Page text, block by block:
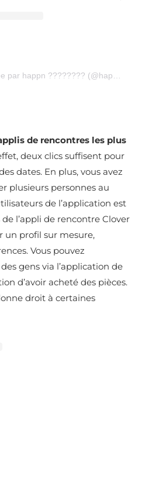
de rencontres les plus
deux clics suffisent pour
dates. En plus, vous avez
plusieurs personnes au
de l’application est
l’appli de rencontre Clover
un profil sur mesure,
Vous pouvez
gens via l’application de
d’avoir acheté des pièces.
droit à certaines